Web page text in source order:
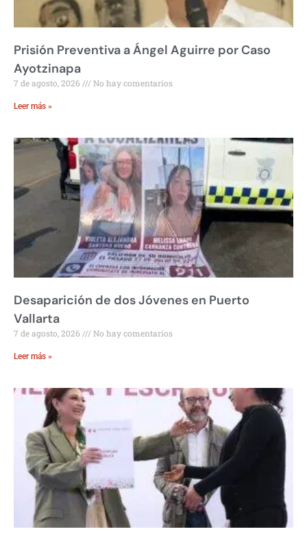
Prisión Preventiva a Ángel Aguirre por Caso
Ayotzinapa
7 de agosto, 2026 No hay comentarios
Leer más »
Desaparición de dos Jóvenes en Puerto
Vallarta
7 de agosto, 2026 No hay comentarios
Leer más »